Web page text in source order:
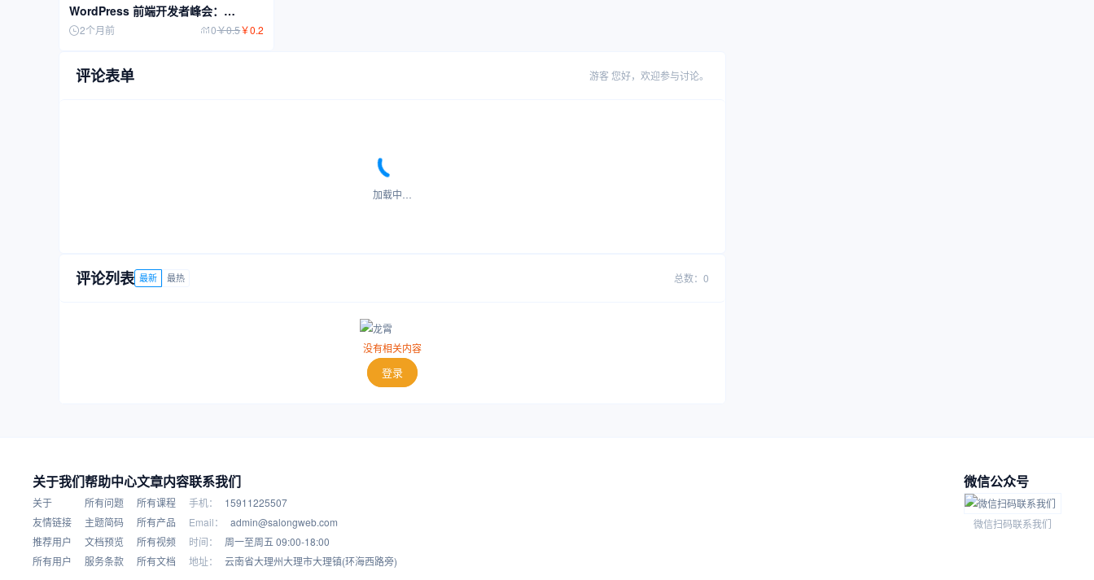
WordPress 前端开发者峰会：
Headless 架构的未来
2个月前 0￥0.5￥0.2
评论表单 游客 您好，欢迎参与讨论。
加载中…
评论列表 最新 最热 总数：0
没有相关内容
登录
关于我们
关于
友情链接
推荐用户
所有用户
帮助中心
所有问题
主题简码
文档预览
服务条款
文章内容
所有课程
所有产品
所有视频
所有文档
联系我们
手机：
15911225507
Email：
admin@salongweb.com
时间：
周一至周五 09:00-18:00
地址：
云南省大理州大理市大理镇(环海西路旁)
微信公众号
微信扫码联系我们